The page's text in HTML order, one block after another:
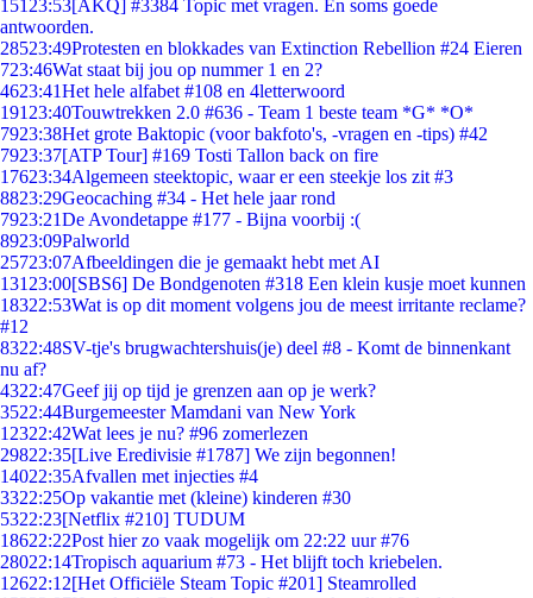
151 23:53[AKQ] #3384 Topic met vragen. En soms goede
antwoorden.
28523:49Protesten en blokkades van Extinction Rebellion #24 Eieren
723:46Wat staat bij jou op nummer 1 en 2?
4623:41Het hele alfabet #108 en 4letterwoord
191 23:40Touwtrekken 2.0 #636 - Team 1 beste team *G* *O*
7923:38Het grote Baktopic (voor bakfoto's, -vragen en -tips) #42
7923:37[ATP Tour] #169 Tosti Tallon back on fire
17623:34Algemeen steektopic, waar er een steekje los zit #3
8823:29Geocaching #34 - Het hele jaar rond
7923:21De Avondetappe #177 - Bijna voorbij :(
8923:09Palworld
25723:07Afbeeldingen die je gemaakt hebt met AI
131 23:00[SBS6] De Bondgenoten #318 Een klein kusje moet kunnen
18322:53Wat is op dit moment volgens jou de meest irritante reclame?
#12
8322:48SV-tje's brugwachtershuis(je) deel #8 - Komt de binnenkant
nu af?
4322:47Geef jij op tijd je grenzen aan op je werk?
3522:44Burgemeester Mamdani van New York
12322:42Wat lees je nu? #96 zomerlezen
29822:35[Live Eredivisie #1787] We zijn begonnen!
14022:35Afvallen met injecties #4
3322:25Op vakantie met (kleine) kinderen #30
5322:23[Netflix #210] TUDUM
18622:22Post hier zo vaak mogelijk om 22:22 uur #76
28022:14Tropisch aquarium #73 - Het blijft toch kriebelen.
12622:12[Het Officiële Steam Topic #201] Steamrolled